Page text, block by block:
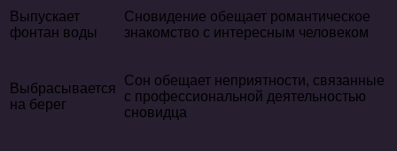
Выпускает
фонтан воды
Сновидение обещает романтическое
знакомство с интересным человеком
Выбрасывается
на берег
Сон обещает неприятности, связанные
с профессиональной деятельностью
сновидца